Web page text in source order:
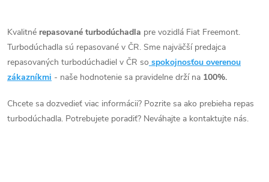
t
o
v
t
o
v
v
l
á
d
Kvalitné repasované turbodúchadla pre vozidlá Fiat Freemont.
Turbodúchadla sú repasované v ČR. Sme najväčší predajca
repasovaných turbodúchadiel v ČR so spokojnosťou overenou
zákazníkmi - naše hodnotenie sa pravidelne drží na 100%.
Chcete sa dozvedieť viac informácii? Pozrite sa ako prebieha repas
turbodúchadla. Potrebujete poradiť? Neváhajte a kontaktujte nás.